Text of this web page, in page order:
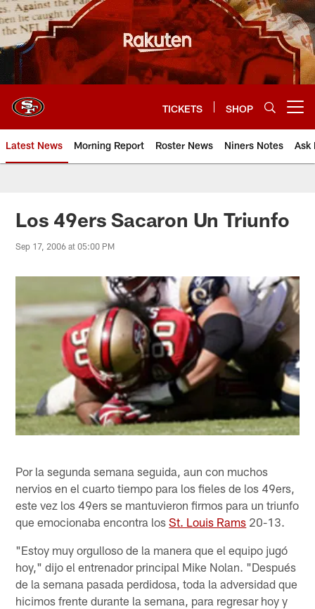
Skip
to
main
content
TICKETS SHOP
Latest News Morning Report Roster News Niners Notes Ask
Los 49ers Sacaron Un Triunfo
Sep 17, 2006 at 05:00 PM
Por la segunda semana seguida, aun con muchos
nervios en el cuarto tiempo para los fieles de los 49ers,
este vez los 49ers se mantuvieron firmos para un triunfo
que emocionaba encontra losSt. Louis Rams 20-13.
"Estoy muy orgulloso de la manera que el equipo jugó
hoy," dijo el entrenador principal Mike Nolan. "Después
de la semana pasada perdidosa, toda la adversidad que
hicimos frente durante la semana, para regresar hoy y